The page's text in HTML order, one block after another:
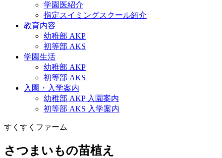
学園医紹介
指定スイミングスクール紹介
教育内容
幼稚部 AKP
初等部 AKS
学園生活
幼稚部 AKP
初等部 AKS
入園・入学案内
幼稚部 AKP 入園案内
初等部 AKS 入学案内
すくすくファーム
さつまいもの苗植え